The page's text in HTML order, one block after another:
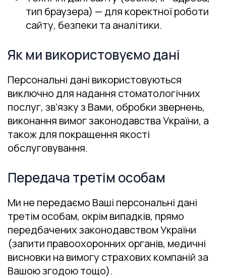
тип браузера) — для коректної роботи
сайту, безпеки та аналітики.
Як ми використовуємо дані
Персональні дані використовуються
виключно для надання стоматологічних
послуг, зв’язку з Вами, обробки звернень,
виконання вимог законодавства України, а
також для покращення якості
обслуговування.
Передача третім особам
Ми не передаємо Ваші персональні дані
третім особам, окрім випадків, прямо
передбачених законодавством України
(запити правоохоронних органів, медичні
висновки на вимогу страхових компаній за
Вашою згодою тощо).